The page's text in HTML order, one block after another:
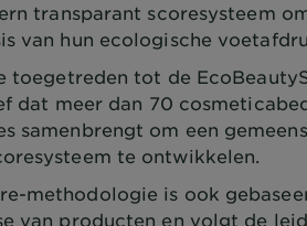
transparant scoresysteem
van hun ecologische
toegetreden tot de
dat meer dan 70
samenbrengt om een
te ontwikkelen.
methodologie is ook
van producten en volgt de